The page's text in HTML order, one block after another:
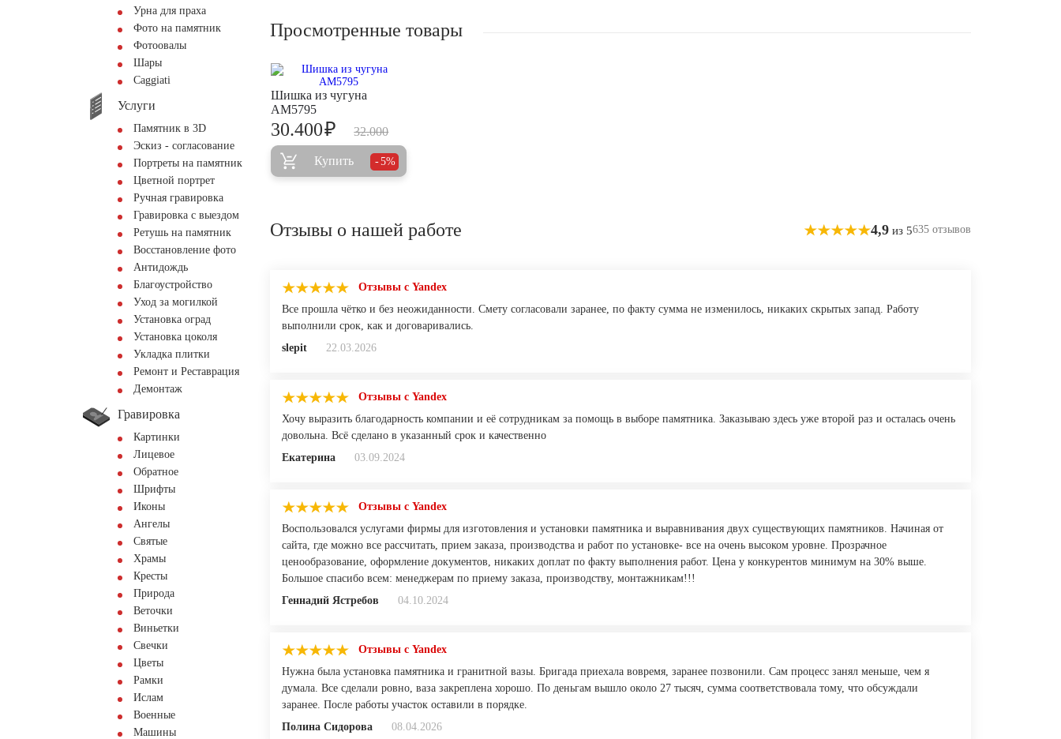
Урна для праха
Фото на памятник
Фотоовалы
Шары
Сaggiati
Услуги
Памятник в 3D
Эскиз - согласование
Портреты на памятник
Цветной портрет
Ручная гравировка
Гравировка с выездом
Ретушь на памятник
Восстановление фото
Антидождь
Благоустройство
Уход за могилкой
Установка оград
Установка цоколя
Укладка плитки
Ремонт и Реставрация
Демонтаж
Гравировка
Картинки
Лицевое
Обратное
Шрифты
Иконы
Ангелы
Святые
Храмы
Кресты
Природа
Веточки
Виньетки
Свечки
Цветы
Рамки
Ислам
Военные
Машины
Просмотренные товары
Шишка из чугуна
AM5795
32.000
30.400₽
Купить 5%
Отзывы о нашей работе 4,9 из 5635 отзывов
Отзывы с Yandex
Все прошла чётко и без неожиданности. Смету согласовали заранее, по факту сумма не изменилось, никаких скрытых запад. Работу
выполнили срок, как и договаривались.
slepit
22.03.2026
Отзывы с Yandex
Хочу выразить благодарность компании и её сотрудникам за помощь в выборе памятника. Заказываю здесь уже второй раз и осталась очень
довольна. Всё сделано в указанный срок и качественно
Екатерина
03.09.2024
Отзывы с Yandex
Воспользовался услугами фирмы для изготовления и установки памятника и выравнивания двух существующих памятников. Начиная от
сайта, где можно все рассчитать, прием заказа, производства и работ по установке- все на очень высоком уровне. Прозрачное
ценообразование, оформление документов, никаких доплат по факту выполнения работ. Цена у конкурентов минимум на 30% выше.
Большое спасибо всем: менеджерам по приему заказа, производству, монтажникам!!!
Геннадий Ястребов
04.10.2024
Отзывы с Yandex
Нужна была установка памятника и гранитной вазы. Бригада приехала вовремя, заранее позвонили. Сам процесс занял меньше, чем я
думала. Все сделали ровно, ваза закреплена хорошо. По деньгам вышло около 27 тысяч, сумма соответствовала тому, что обсуждали
заранее. После работы участок оставили в порядке.
Полина Сидорова
08.04.2026